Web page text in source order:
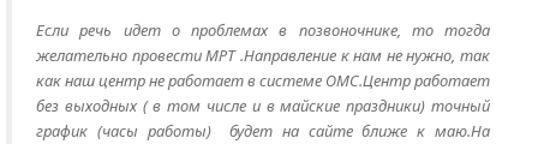
Если речь идет о проблемах в позвоночнике, то тогда
желательно провести МРТ .Направление к нам не нужно, так
как наш центр не работает в системе ОМС.Центр работает
без выходных ( в том числе и в майские праздники) точный
график (часы работы) будет на сайте ближе к маю.На